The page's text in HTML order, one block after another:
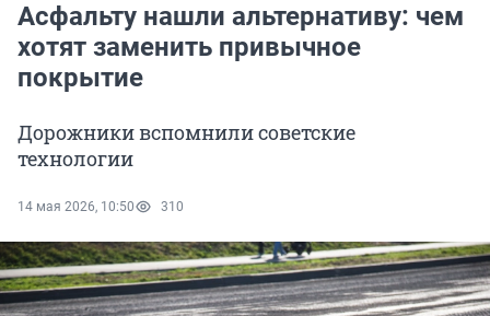
Асфальту нашли альтернативу: чем
хотят заменить привычное
покрытие
Дорожники вспомнили советские
технологии
14 мая 2026, 10:50 310